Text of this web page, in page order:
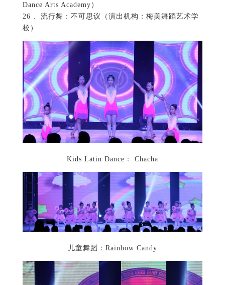
Dance Arts Academy）
26 、流行舞：不可思议（演出机构：梅美舞蹈艺术学
校）
Kids Latin Dance： Chacha
儿童舞蹈：Rainbow Candy